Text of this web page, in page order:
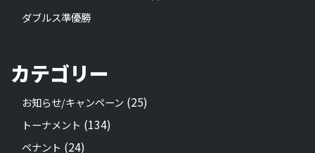
ダブルス準優勝
カテゴリー
お知らせ/キャンペーン (25)
トーナメント (134)
ペナント (24)